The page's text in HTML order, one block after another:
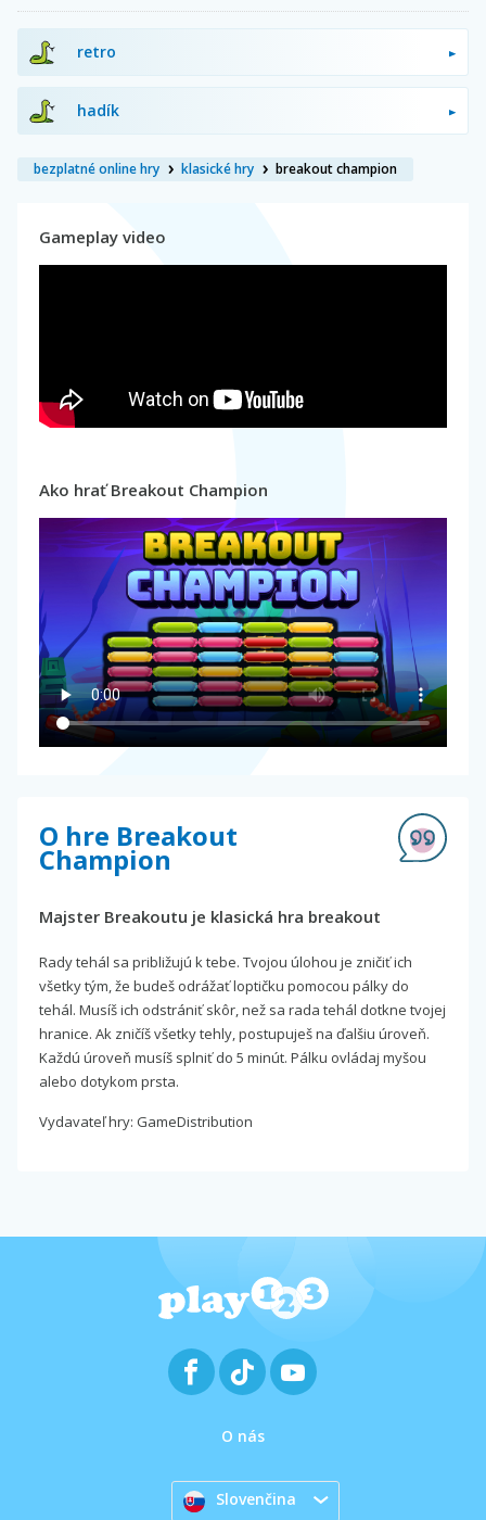
retro
hadík
bezplatné online hry klasické hry breakout champion
Gameplay video
Ako hrať Breakout Champion
O hre Breakout
Champion
Majster Breakoutu je klasická hra breakout
Rady tehál sa približujú k tebe. Tvojou úlohou je zničiť ich
všetky tým, že budeš odrážať loptičku pomocou pálky do
tehál. Musíš ich odstrániť skôr, než sa rada tehál dotkne tvojej
hranice. Ak zničíš všetky tehly, postupuješ na ďalšiu úroveň.
Každú úroveň musíš splniť do 5 minút. Pálku ovládaj myšou
alebo dotykom prsta.
Vydavateľ hry: GameDistribution
O nás
Slovenčina